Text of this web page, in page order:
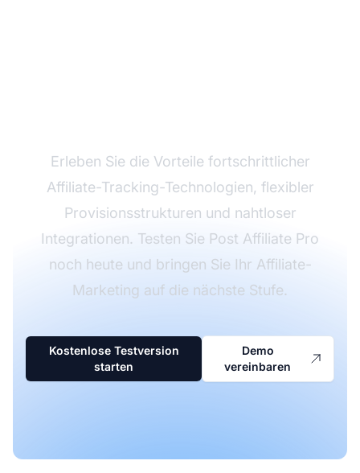
Erleben Sie die Vorteile fortschrittlicher
Affiliate-Tracking-Technologien, flexibler
Provisionsstrukturen und nahtloser
Integrationen. Testen Sie Post Affiliate Pro
noch heute und bringen Sie Ihr Affiliate-
Marketing auf die nächste Stufe.
Kostenlose Testversion
starten
Demo
vereinbaren